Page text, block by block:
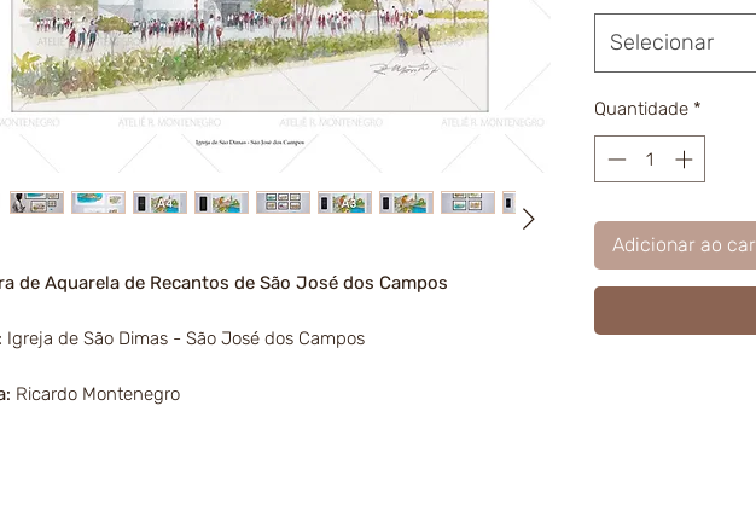
de Aquarela de Recantos de São José dos Campos
Igreja de São Dimas - São José dos Campos
Ricardo Montenegro
Selecionar
Quantidade *
Adicionar ao